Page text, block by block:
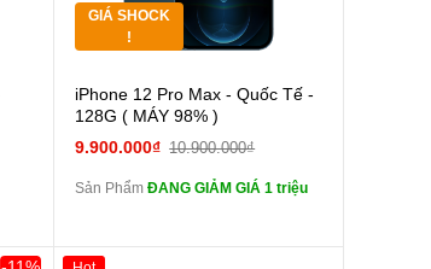
GIÁ SHOCK
!
Cường lực 10D full
màn
tai nghe iPhone 6S
tai nghe iPhone X
iPhone 12 Pro Max - Quốc Tế -
128G ( MÁY 98% )
9.900.000₫ 10.900.000₫
Sản PhẩmĐANG GIẢM GIÁ 1 triệu